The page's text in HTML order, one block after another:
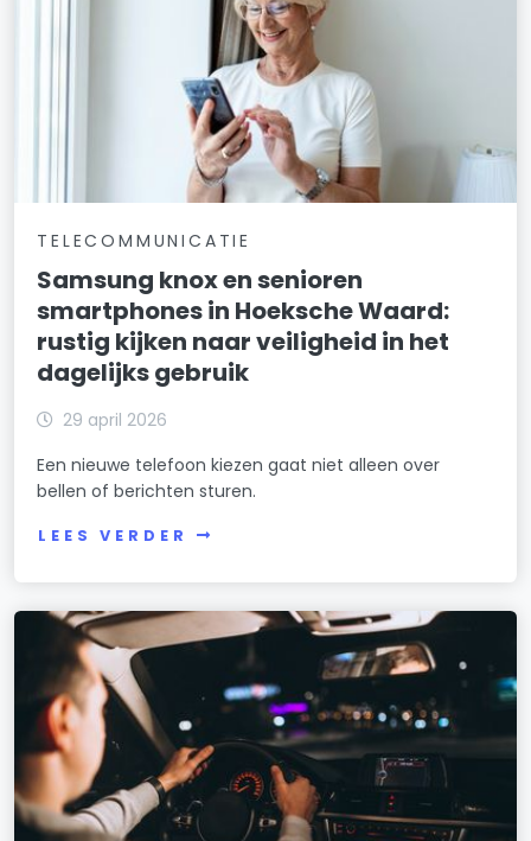
TELECOMMUNICATIE
Samsung knox en senioren
smartphones in Hoeksche Waard:
rustig kijken naar veiligheid in het
dagelijks gebruik
29 april 2026
Een nieuwe telefoon kiezen gaat niet alleen over
bellen of berichten sturen.
LEES VERDER